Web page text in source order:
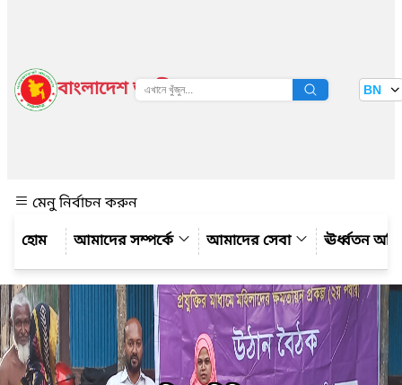
বাংলাদেশ জাতীয় তথ্য বাতায়ন BN
মেনু নির্বাচন করুন
আমাদের সম্পর্কে
আমাদের সেবা ঊর্ধ্বতন